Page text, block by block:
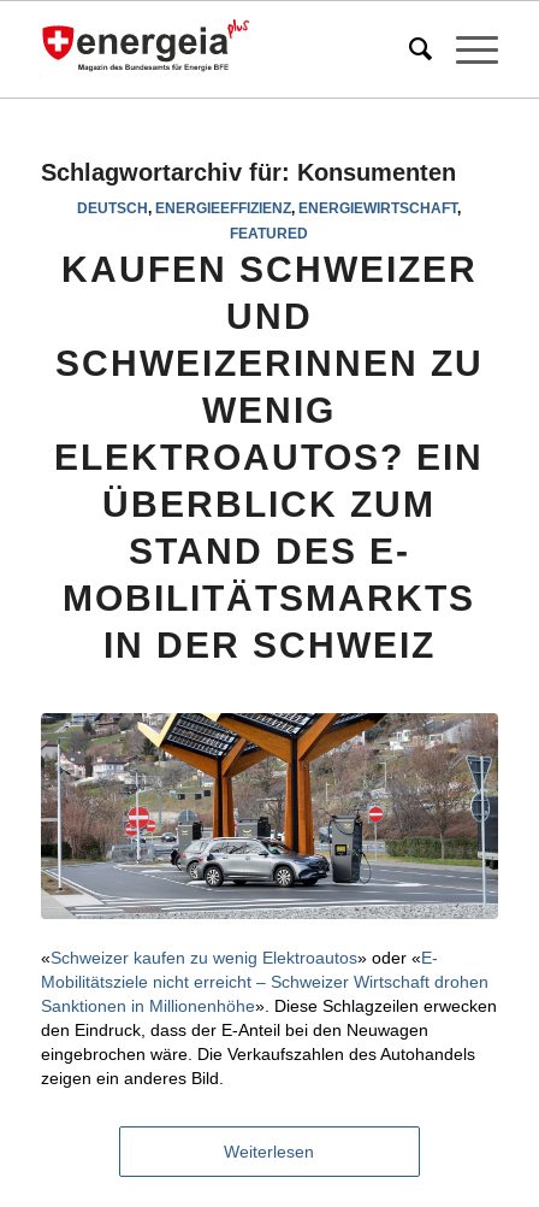
Schlagwortarchiv für: Konsumenten
DEUTSCH,ENERGIEEFFIZIENZ,ENERGIEWIRTSCHAFT,
FEATURED
KAUFEN SCHWEIZER
UND
SCHWEIZERINNEN ZU
WENIG
ELEKTROAUTOS? EIN
ÜBERBLICK ZUM
STAND DES E-
MOBILITÄTSMARKTS
IN DER SCHWEIZ
«Schweizer kaufen zu wenig Elektroautos» oder «E-
Mobilitätsziele nicht erreicht – Schweizer Wirtschaft drohen
Sanktionen in Millionenhöhe». Diese Schlagzeilen erwecken
den Eindruck, dass der E-Anteil bei den Neuwagen
eingebrochen wäre. Die Verkaufszahlen des Autohandels
zeigen ein anderes Bild.
Weiterlesen